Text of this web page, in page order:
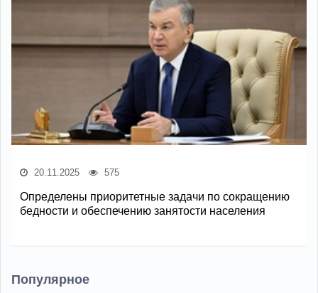
20.11.2025 575
Определены приоритетные задачи по сокращению
бедности и обеспечению занятости населения
Популярное